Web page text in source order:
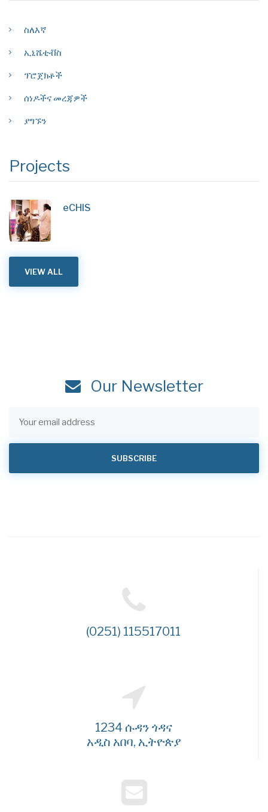
ስለእኛ
ኢኒሼቲቭስ
ፕሮጀክቶች
ሰነዶችና መረጃዎች
ያግኙን
Projects
eCHIS
VIEW ALL
Our Newsletter
(0251) 115517011
1234 ሱዳን ጎዳና
አዲስ አበባ, ኢትዮጵያ